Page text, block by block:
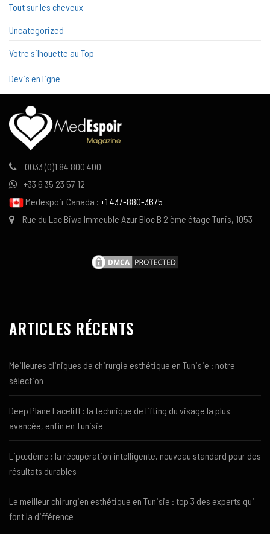
Tout sur les cheveux
Uncategorized
Votre silhouette au Top
Devis en ligne
0033 (0)1 84 800 400
+33 6 35 23 57 12
Medespoir Canada : +1 437-880-3675
Rue du Lac Biwa Immeuble Azur Bloc B 2 ème étage Tunis, 1053
ARTICLES RÉCENTS
Meilleures cliniques de chirurgie esthétique en Tunisie : notre
sélection
Deep Plane Facelift : la technique de lifting du visage la plus
avancée, enfin en Tunisie
Lipœdème : la récupération intelligente, nouveau standard pour des
résultats durables
Le meilleur chirurgien esthétique en Tunisie : top 3 des experts qui
font la différence